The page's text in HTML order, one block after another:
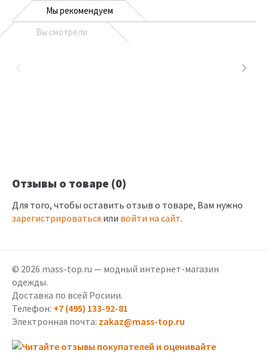
Мы рекомендуем
Вы смотрели
Отзывы о товаре (0)
Для того, чтобы оставить отзыв о товаре, Вам нужно
зарегистрироваться или войти на сайт.
© 2026 mass-top.ru — модный интернет-магазин
одежды.
Доставка по всей Росиии.
Телефон: +7 (495) 133-92-81
Электронная почта: zakaz@mass-top.ru